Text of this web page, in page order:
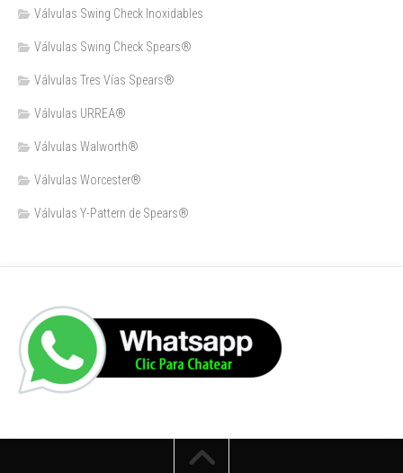
Válvulas Swing Check Inoxidables
Válvulas Swing Check Spears®
Válvulas Tres Vías Spears®
Válvulas URREA®
Válvulas Walworth®
Válvulas Worcester®
Válvulas Y-Pattern de Spears®️